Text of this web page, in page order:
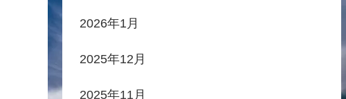
2026年1月
2025年12月
2025年11月